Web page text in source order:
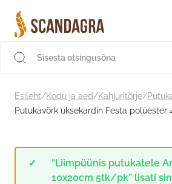
sisu
juurde
Esileht/Kodu ja aed/Kahjuritõrje/
Putukavõrk uksekardin Festa polüester
“Liimpüünis putukatele
10x20cm 5tk/pk” lisati